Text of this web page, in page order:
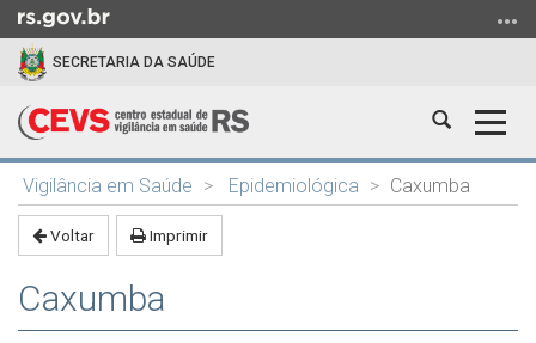
para
para
menu
busca
SECRETARIA DA SAÚDE
Abrir
busca
Início
do
conteúdo
Vigilância em Saúde Epidemiológica Caxumba
Voltar Imprimir
Caxumba